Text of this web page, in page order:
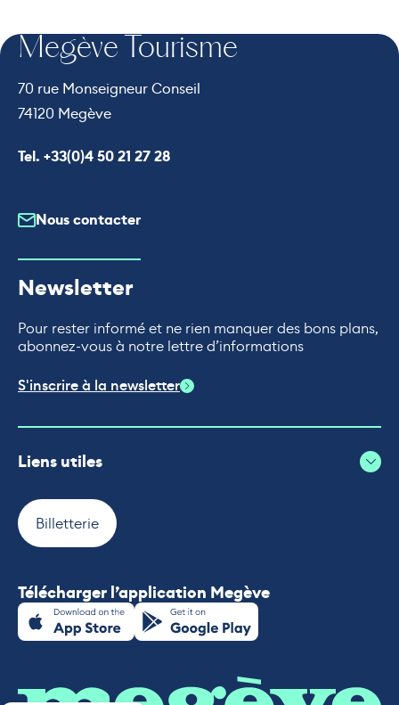
Megève Tourisme
70 rue Monseigneur Conseil
74120 Megève
Appeler le
Tel. +33(0)4 50 21 27 28
Nous contacter
Newsletter
Pour rester informé et ne rien manquer des bons plans,
abonnez-vous à notre lettre d’informations
S'inscrire à la newsletter
Liens utiles
Billetterie
Télécharger l’application Megève